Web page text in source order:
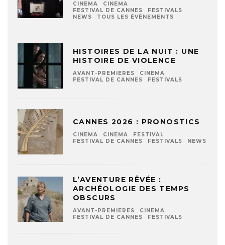
CINEMA
CINEMA
FESTIVAL DE CANNES
FESTIVALS
NEWS
TOUS LES ÉVÈNEMENTS
HISTOIRES DE LA NUIT : UNE
HISTOIRE DE VIOLENCE
AVANT-PREMIERES
CINEMA
FESTIVAL DE CANNES
FESTIVALS
CANNES 2026 : PRONOSTICS
CINEMA CINEMA
FESTIVAL
FESTIVAL DE CANNES
FESTIVALS NEWS
L’AVENTURE RÊVÉE :
ARCHÉOLOGIE DES TEMPS
OBSCURS
AVANT-PREMIERES
CINEMA
FESTIVAL DE CANNES
FESTIVALS